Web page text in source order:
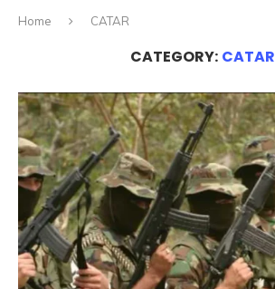
Home CATAR
CATEGORY: CATAR